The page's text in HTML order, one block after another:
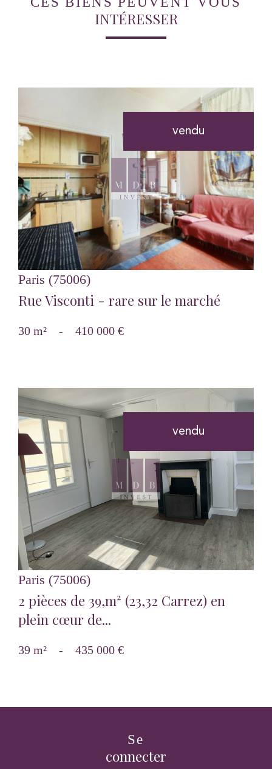
INTÉRESSER
vendu
voir le bien
Paris (75006)
Rue Visconti - rare sur le marché
30 m² - 410 000 €
vendu
voir le bien
Paris (75006)
2 pièces de 39,m² (23,32 Carrez) en
plein cœur de...
39 m² - 435 000 €
Se
connecter